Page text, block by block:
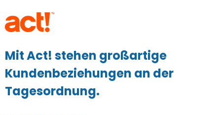
Mit Act! stehen großartige
Kundenbeziehungen an der
Tagesordnung.